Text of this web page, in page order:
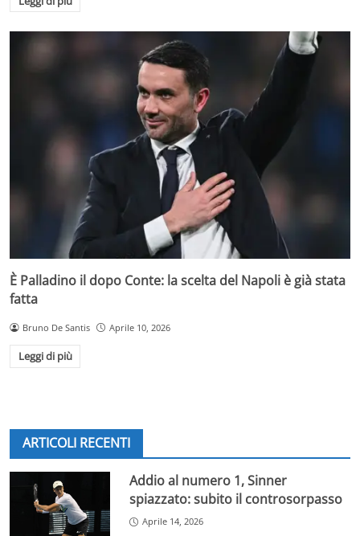
È Palladino il dopo Conte: la scelta del Napoli è già stata
fatta
Bruno De Santis Aprile 10, 2026
Leggi di più
ARTICOLI RECENTI
Addio al numero 1, Sinner
spiazzato: subito il controsorpasso
Aprile 14, 2026